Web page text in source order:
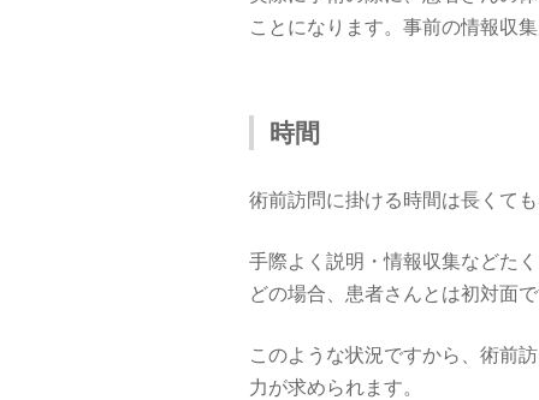
ことになります。事前の情報収
時間
術前訪問に掛ける時間は長くて
手際よく説明・情報収集などた
どの場合、患者さんとは初対面
このような状況ですから、術前
力が求められます。